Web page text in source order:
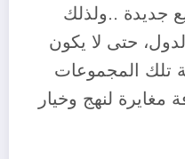
جديدة ..ولذلك
حتى لا يكون
تلك المجموعات
مغايرة لنهج وخيار